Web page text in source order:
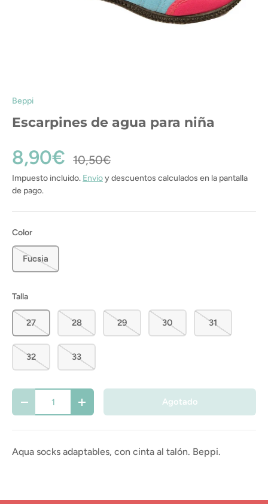
Beppi
Escarpines de agua para niña
8,90€ 10,50€
Impuesto incluido. Envíoy descuentos calculados en la pantalla
de pago.
Color
Fucsia
Talla
27 28 29 30 31
32 33
- + Agotado
Aqua socks adaptables, con cinta al talón. Beppi.